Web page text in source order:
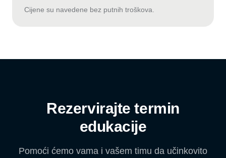
Cijene su navedene bez putnih troškova.
Rezervirajte termin
edukacije
Pomoći ćemo vama i vašem timu da učinkovito